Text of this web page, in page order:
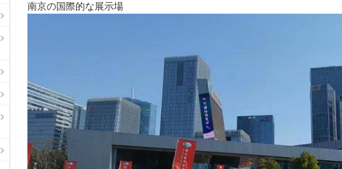
南京の国際的な展示場